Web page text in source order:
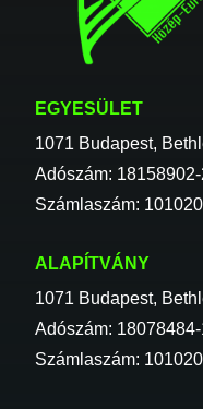
EGYESÜLET
1071 Budapest,
Adószám:
Számlaszám:
ALAPÍTVÁNY
1071 Budapest,
Adószám:
Számlaszám: